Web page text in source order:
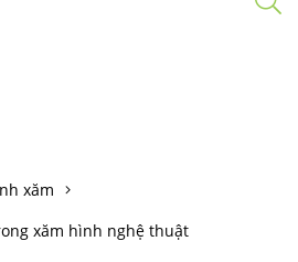
xăm
xăm hình nghệ thuật